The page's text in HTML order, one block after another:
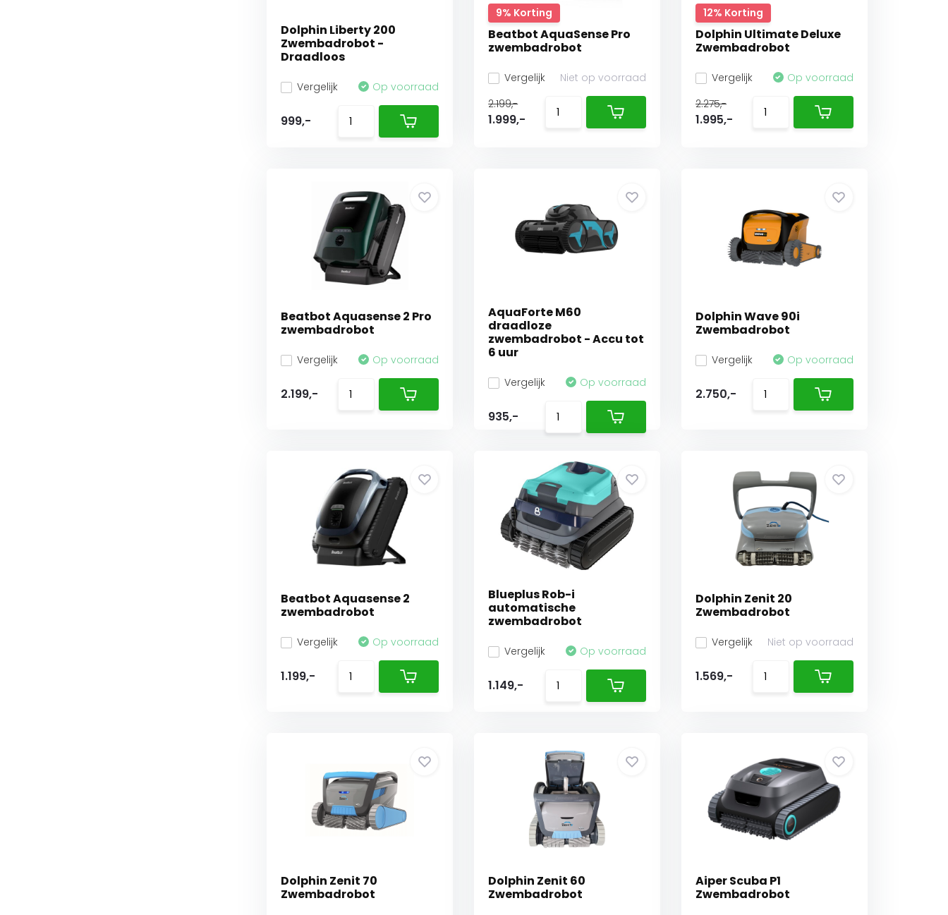
Dolphin Liberty 200
Zwembadrobot -
Draadloos
Vergelijk Op voorraad
999,-
9% Korting
Beatbot AquaSense Pro
zwembadrobot
Vergelijk
Niet op voorraad
2.199,-
1.999,-
12% Korting
Dolphin Ultimate Deluxe
Zwembadrobot
Vergelijk
Op voorraad
2.275,-
1.995,-
Beatbot Aquasense 2 Pro
zwembadrobot
Vergelijk Op voorraad
2.199,-
AquaForte M60
draadloze
zwembadrobot - Accu tot
6 uur
Vergelijk Op voorraad
935,-
Dolphin Wave 90i
Zwembadrobot
Vergelijk Op voorraad
2.750,-
Beatbot Aquasense 2
zwembadrobot
Vergelijk Op voorraad
1.199,-
Blueplus Rob-i
automatische
zwembadrobot
Vergelijk Op voorraad
1.149,-
Dolphin Zenit 20
Zwembadrobot
Vergelijk Niet op voorraad
1.569,-
Dolphin Zenit 70
Zwembadrobot
Dolphin Zenit 60
Zwembadrobot
Aiper Scuba P1
Zwembadrobot